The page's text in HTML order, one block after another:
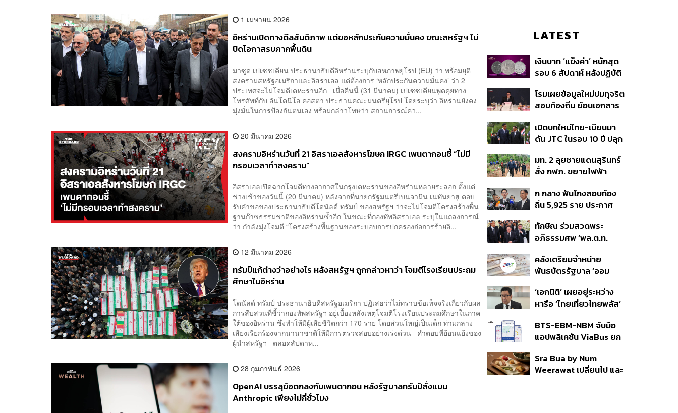
1 เมษายน 2026
อิหร่านเปิดทางดีลสันติภาพ แต่ขอหลักประกันความมั่นคง ขณะสหรัฐฯ ไม่
ปิดโอกาสรบภาคพื้นดิน
มาซูด เปเซชเคียน ประธานาธิบดีอิหร่านระบุกับสหภาพยุโรป (EU) ว่า พร้อมยุติ
สงครามสหรัฐอเมริกาและอิสราเอล แต่ต้องการ ‘หลักประกันความมั่นคง’ ว่า 2
ประเทศจะไม่โจมตีเตหะรานอีก เมื่อคืนนี้ (31 มีนาคม) เปเซซเคียนพูดคุยทาง
โทรศัพท์กับ อันโตนิโอ คอสตา ประธานคณะมนตรียุโรป โดยระบุว่า อิหร่านยังคง
มุ่งมั่นในการป้องกันตนเอง พร้อมกล่าวโทษว่า สถานการณ์คว...
20 มีนาคม 2026
สงครามอิหร่านวันที่ 21 อิสราเอลสังหารโฆษก IRGC เพนตากอนชี้ “ไม่มี
กรอบเวลาทำสงคราม”
อิสราเอลเปิดฉากโจมตีทางอากาศในกรุงเตหะรานของอิหร่านหลายระลอก ตั้งแต่
ช่วงเช้าของวันนี้ (20 มีนาคม) หลังจากที่นายกรัฐมนตรีเบนจามิน เนทันยาฮู ตอบ
รับคำขอของประธานาธิบดีโดนัลด์ ทรัมป์ ของสหรัฐฯ ว่าจะไม่โจมตีโครงสร้างพื้น
ฐานก๊าซธรรมชาติของอิหร่านซ้ำอีก ในขณะที่กองทัพอิสราเอล ระบุในแถลงการณ์
ว่า กำลังมุ่งโจมตี “โครงสร้างพื้นฐานของระบอบการปกครองก่อการร้ายอิ...
12 มีนาคม 2026
ทรัมป์แก้ต่างว่าอย่างไร หลังสหรัฐฯ ถูกกล่าวหาว่า โจมตีโรงเรียนประถม
ศึกษาในอิหร่าน
โดนัลด์ ทรัมป์ ประธานาธิบดีสหรัฐอเมริกา ปฏิเสธว่าไม่ทราบข้อเท็จจริงเกี่ยวกับผล
การสืบสวนที่ชี้ว่ากองทัพสหรัฐฯ อยู่เบื้องหลังเหตุโจมตีโรงเรียนประถมศึกษาในภาค
ใต้ของอิหร่าน ซึ่งทำให้มีผู้เสียชีวิตกว่า 170 ราย โดยส่วนใหญ่เป็นเด็ก ท่ามกลาง
เสียงเรียกร้องจากนานาชาติให้มีการตรวจสอบอย่างเร่งด่วน คำตอบที่ย้อนแย้งของ
ผู้นำสหรัฐฯ ตลอดสัปดาห...
28 กุมภาพันธ์ 2026
OpenAI บรรลุข้อตกลงกับเพนตากอน หลังรัฐบาลทรัมป์สั่งแบน
Anthropic เพียงไม่กี่ชั่วโมง
LATEST
เงินบาท ‘แข็งค่า’ หนักสุด
รอบ 6 สัปดาห์ หลังปฏิบัติ
สหรัฐฯ-ญี่ปุ่น Standard
Chartered เปิดเป้าสิ้นปีนี้
ต่อดอลลาร์
โรมเผยข้อมูลใหม่ปมทุจริต
สอบท้องถิ่น ย้อนเอกสาร
อนุทิน จ่อสอบต่อเอี่ยว
ตัดตอน ม.บูรพา หรือไม่
เปิดบทใหม่ไทย-เมียนมา
ดัน JTC ในรอบ 10 ปี ปลุก
ชายแดน ท่าเรือน้ำลึก
ทวาย
มท. 2 ลุยชายแดนสุรินทร์
สั่ง กฟภ. ขยายไฟฟ้า
350’ เสริมความมั่นคง
ชายแดน
ก กลาง ฟันโกงสอบท้อง
ถิ่น 5,925 ราย ประกาศ
ราย รอ ป.ป.ช. ขีดเส้นแล้ว
เสร็จ 31 ส.ค.
ทักษิณ ร่วมสวดพระ
อภิธรรมศพ ‘พล.ต.ท.
สิน’ สิริอายุ 103 ปี แกนนำ
เพื่อไทย-บุคคลหลาก
คลังเตรียมจำหน่าย
พันธบัตรรัฐบาล ‘ออม
ก.ย.นี้ อาจเพิ่มสัดส่วนการ
ขายแบบ Small Lot First
‘เอกนิติ’ เผยอยู่ระหว่าง
หารือ ‘ไทยเที่ยวไทยพลัส’
แสนล้าน มั่นใจงบต่อ ‘ไทย
ช่วยไทย พลัส’ เฟส 2 มี
BTS-EBM-NBM จับมือ
แอปพลิเคชัน ViaBus ยก
รถไฟฟ้า 3 สายแบบเรียล
ไทม์
Sra Bua by Num
Weerawat เปลี่ยนไป และ